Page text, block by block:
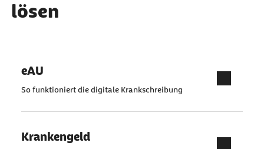
lösen
eAU
So funktioniert die digitale Krankschreibung
Krankengeld